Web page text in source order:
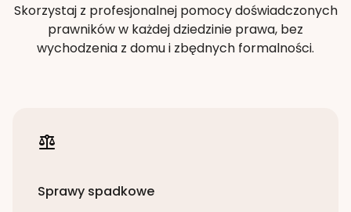
Skorzystaj z profesjonalnej pomocy doświadczonych
prawników w każdej dziedzinie prawa, bez
wychodzenia z domu i zbędnych formalności.
Sprawy spadkowe